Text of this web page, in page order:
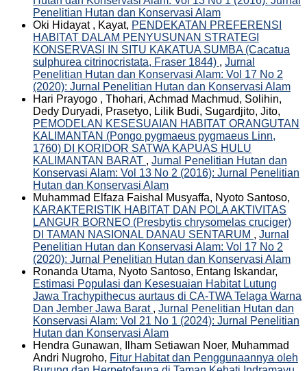
Penelitian Hutan dan Konservasi Alam
Oki Hidayat , Kayat, PENDEKATAN PREFERENSI
HABITAT DALAM PENYUSUNAN STRATEGI
KONSERVASI IN SITU KAKATUA SUMBA (Cacatua
sulphurea citrinocristata, Fraser 1844) , Jurnal
Penelitian Hutan dan Konservasi Alam: Vol 17 No 2
(2020): Jurnal Penelitian Hutan dan Konservasi Alam
Hari Prayogo , Thohari, Achmad Machmud, Solihin,
Dedy Duryadi, Prasetyo, Lilik Budi, Sugardjito, Jito,
PEMODELAN KESESUAIAN HABITAT ORANGUTAN
KALIMANTAN (Pongo pygmaeus pygmaeus Linn,
1760) DI KORIDOR SATWA KAPUAS HULU
KALIMANTAN BARAT , Jurnal Penelitian Hutan dan
Konservasi Alam: Vol 13 No 2 (2016): Jurnal Penelitian
Hutan dan Konservasi Alam
Muhammad Elfaza Faishal Musyaffa, Nyoto Santoso,
KARAKTERISTIK HABITAT DAN POLA AKTIVITAS
LANGUR BORNEO (Presbytis chrysomelas cruciger)
DI TAMAN NASIONAL DANAU SENTARUM , Jurnal
Penelitian Hutan dan Konservasi Alam: Vol 17 No 2
(2020): Jurnal Penelitian Hutan dan Konservasi Alam
Ronanda Utama, Nyoto Santoso, Entang Iskandar,
Estimasi Populasi dan Kesesuaian Habitat Lutung
Jawa Trachypithecus aurtaus di CA-TWA Telaga Warna
Dan Jember Jawa Barat , Jurnal Penelitian Hutan dan
Konservasi Alam: Vol 21 No 1 (2024): Jurnal Penelitian
Hutan dan Konservasi Alam
Hendra Gunawan, Ilham Setiawan Noer, Muhammad
Andri Nugroho, Fitur Habitat dan Penggunaannya oleh